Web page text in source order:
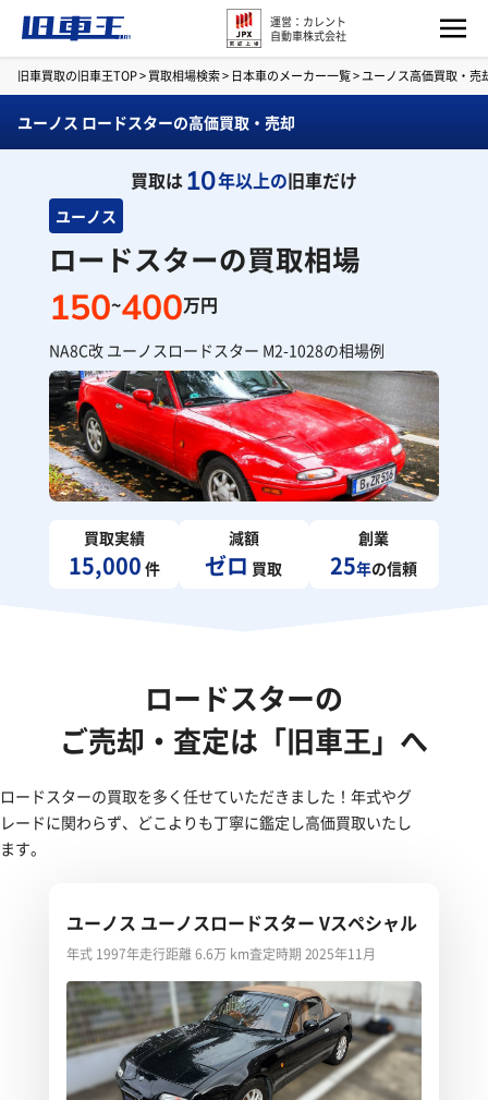
運営：カレント
自動車株式会社
旧車買取の旧車王TOP>買取相場検索> 日本車のメーカー一覧>ユーノス高価買取・売
ユーノス ロードスターの高価買取・売却
買取は10年以上の旧車だけ
ユーノス
ロードスターの買取相場
150~400万円
NA8C改 ユーノスロードスター M2-1028の相場例
買取実績
15,000 件
減額
ゼロ 買取
創業
25年の信頼
ロードスターの
ご売却・査定は「旧車王」へ
ロードスターの買取を多く任せていただきました！年式やグ
レードに関わらず、どこよりも丁寧に鑑定し高価買取いたし
ます。
ユーノス ユーノスロードスター Vスペシャル
年式 1997年走行距離 6.6万 km査定時期 2025年11月